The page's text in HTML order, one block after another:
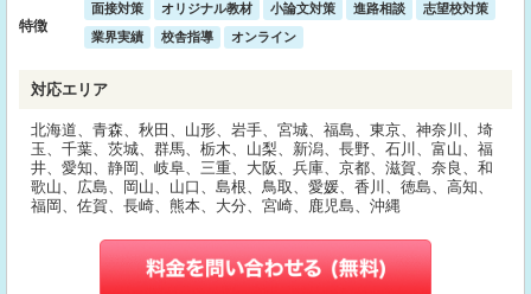
特徴
面接対策 オリジナル教材 小論文対策 進路相談
志望校対策
業界実績
校舎指導 オンライン
対応エリア
北海道、青森、秋田、山形、岩手、宮城、福島、東京、神奈川、埼
玉、千葉、茨城、群馬、栃木、山梨、新潟、長野、石川、富山、福
井、愛知、静岡、岐阜、三重、大阪、兵庫、京都、滋賀、奈良、和
歌山、広島、岡山、山口、島根、鳥取、愛媛、香川、徳島、高知、
福岡、佐賀、長崎、熊本、大分、宮崎、鹿児島、沖縄